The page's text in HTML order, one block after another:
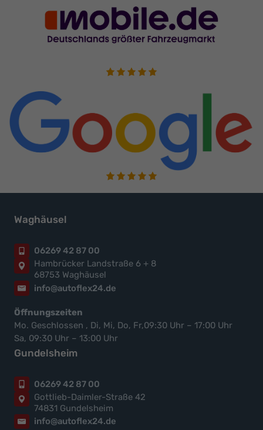
Waghäusel
06269 42 87 00
Hambrücker Landstraße 6 + 8
68753 Waghäusel
info@autoflex24.de
Öffnungszeiten
Mo. Geschlossen , Di, Mi, Do, Fr,09:30 Uhr – 17:00 Uhr
Sa, 09:30 Uhr – 13:00 Uhr
Gundelsheim
06269 42 87 00
Gottlieb-Daimler-Straße 42
74831 Gundelsheim
info@autoflex24.de